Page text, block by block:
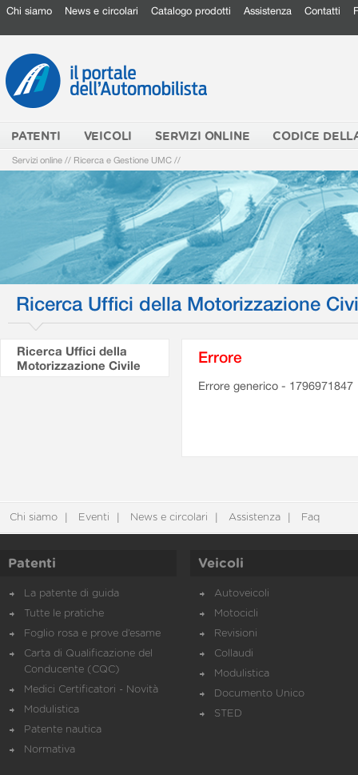
Chi siamo News e circolari Catalogo prodotti Assistenza Contatti
PATENTI VEICOLI SERVIZI ONLINE CODICE
Servizi online // Ricerca e Gestione UMC //
Ricerca Uffici della Motorizzazione
Ricerca Uffici della
Motorizzazione Civile
Errore
Errore generico - 1796971847
Chi siamo Eventi News e circolari Assistenza Faq
Patenti
La patente di guida
Tutte le pratiche
Foglio rosa e prove d’esame
Carta di Qualificazione del
Conducente (CQC)
Medici Certificatori - Novità
Modulistica
Patente nautica
Normativa
Veicoli
Autoveicoli
Motocicli
Revisioni
Collaudi
Modulistica
Documento Unico
STED